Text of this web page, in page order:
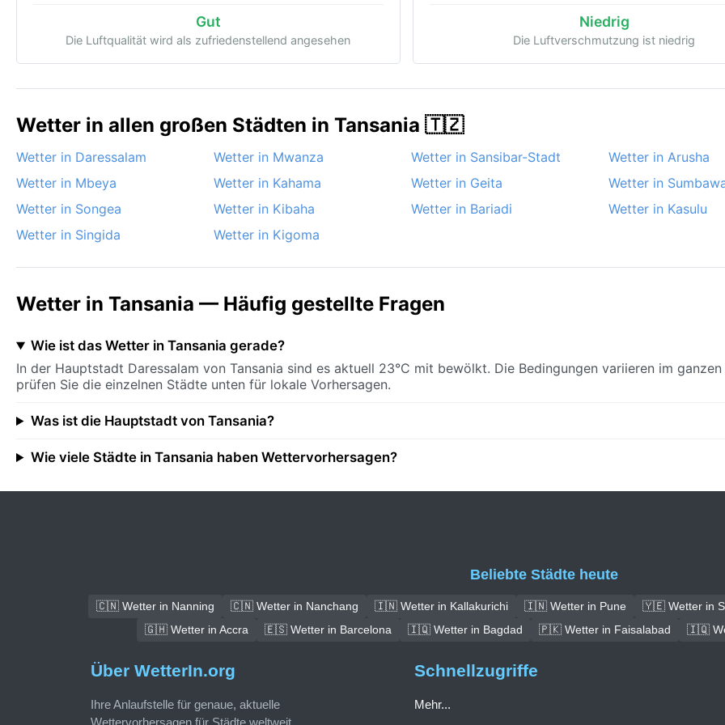
Gut
Die Luftqualität wird als zufriedenstellend angesehen
Niedrig
Die Luftverschmutzung ist niedrig
Wetter in allen großen Städten in Tansania 🇹🇿
Wetter in Daressalam Wetter in Mwanza Wetter in Sansibar-Stadt
Wetter in Arusha
Wetter in Mbeya
Wetter in Kahama Wetter in Geita
Wetter in
Wetter in Songea
Wetter in Kibaha Wetter in Bariadi
Wetter in Kasulu
Wetter in Singida
Wetter in Kigoma
Wetter in Tansania — Häufig gestellte Fragen
Wie ist das Wetter in Tansania gerade?
In der Hauptstadt Daressalam von Tansania sind es aktuell 23°C mit bewölkt. Die Bedingungen variieren im
prüfen Sie die einzelnen Städte unten für lokale Vorhersagen.
Was ist die Hauptstadt von Tansania?
Wie viele Städte in Tansania haben Wettervorhersagen?
Beliebte Städte heute
🇨🇳 Wetter in Nanning 🇨🇳 Wetter in Nanchang 🇮🇳 Wetter in Kallakurichi 🇮🇳 Wetter in Pune
🇾🇪 Wetter in
🇬🇭 Wetter in Accra
🇪🇸 Wetter in Barcelona 🇮🇶 Wetter in Bagdad 🇵🇰 Wetter in Faisalabad 🇮🇶
Über WetterIn.org
Ihre Anlaufstelle für genaue, aktuelle
Wettervorhersagen für Städte weltweit.
Schnellzugriffe
Mehr...